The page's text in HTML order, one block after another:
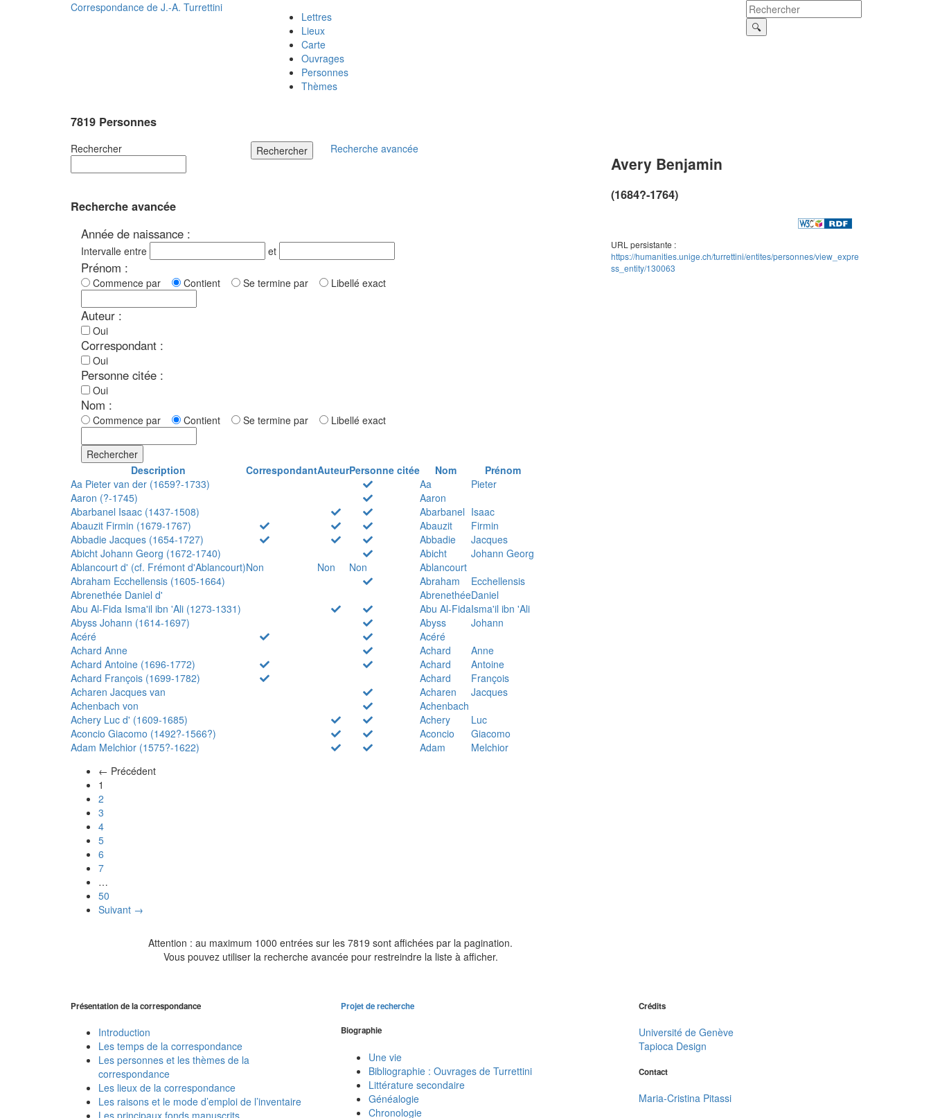
Correspondance de J.-A. Turrettini
Lettres
Lieux
Carte
Ouvrages
Personnes
Thèmes
7819 Personnes
Rechercher Rechercher Recherche avancée
Recherche avancée
Année de naissance :
Intervalle entre et
Prénom :
Commence par Contient Se termine par Libellé exact
Auteur :
Oui
Correspondant :
Oui
Personne citée :
Oui
Nom :
Commence par Contient Se termine par Libellé exact
Rechercher
Description
CorrespondantAuteurPersonne citée Nom
Prénom
Aa Pieter van der (1659?-1733)
Aa
Pieter
Aaron (?-1745)
Aaron
Abarbanel Isaac (1437-1508)
Abarbanel Isaac
Abauzit Firmin (1679-1767)
Abauzit
Firmin
Abbadie Jacques (1654-1727)
Abbadie
Jacques
Abicht Johann Georg (1672-1740)
Abicht
Johann Georg
Ablancourt d' (cf. Frémont d'Ablancourt)Non Non Non
Ablancourt
Abraham Ecchellensis (1605-1664)
Abraham
Ecchellensis
Abrenethée Daniel d'
AbrenethéeDaniel
Abu Al-Fida Isma'il ibn 'Ali (1273-1331)
Abu Al-FidaIsma'il ibn 'Ali
Abyss Johann (1614-1697)
Abyss
Johann
Acéré
Acéré
Achard Anne
Achard
Anne
Achard Antoine (1696-1772)
Achard
Antoine
Achard François (1699-1782)
Achard
François
Acharen Jacques van
Acharen
Jacques
Achenbach von
Achenbach
Achery Luc d' (1609-1685)
Achery
Luc
Aconcio Giacomo (1492?-1566?)
Aconcio
Giacomo
Adam Melchior (1575?-1622)
Adam
Melchior
← Précédent
1
2
3
4
5
6
7
…
50
Suivant →
Attention : au maximum 1000 entrées sur les 7819 sont affichées par la pagination.
Vous pouvez utiliser la recherche avancée pour restreindre la liste à afficher.
Avery Benjamin
(1684?-1764)
URL persistante :
https://humanities.unige.ch/turrettini/entites/personnes/view_expre
ss_entity/130063
Présentation de la correspondance
Introduction
Les temps de la correspondance
Les personnes et les thèmes de la
correspondance
Les lieux de la correspondance
Les raisons et le mode d’emploi de l’inventaire
Projet de recherche
Biographie
Une vie
Bibliographie : Ouvrages de Turrettini
Littérature secondaire
Généalogie
Chronologie
Crédits
Université de Genève
Tapioca Design
Contact
Maria-Cristina Pitassi